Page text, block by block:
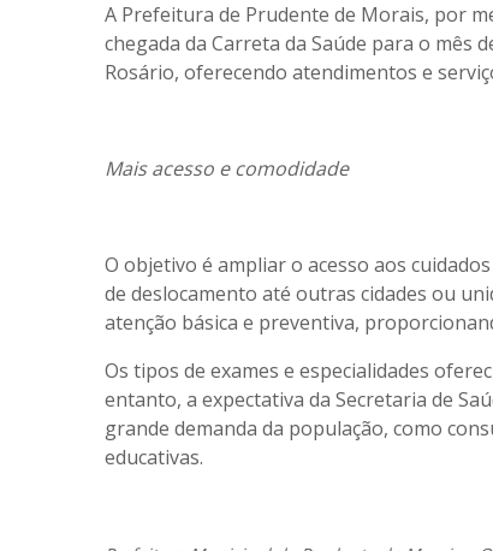
A Prefeitura de Prudente de Morais, por
chegada da Carreta da Saúde para o mês
Rosário, oferecendo atendimentos e
Mais acesso e comodidade
O objetivo é ampliar o acesso aos
de deslocamento até outras cidades ou
atenção básica e preventiva,
Os tipos de exames e especialidades
entanto, a expectativa da Secretaria de
grande demanda da população, como
educativas.